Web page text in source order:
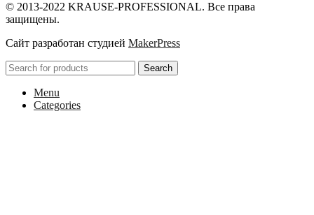
© 2013-2022 KRAUSE-PROFESSIONAL. Все права
защищены.
Сайт разработан студией MakerPress
Search
Menu
Categories